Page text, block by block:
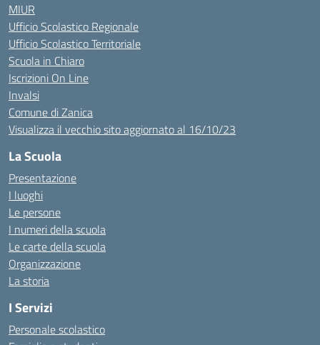
MIUR
Ufficio Scolastico Regionale
Ufficio Scolastico Territoriale
Scuola in Chiaro
Iscrizioni On Line
Invalsi
Comune di Zanica
Visualizza il vecchio sito aggiornato al 16/10/23
La Scuola
Presentazione
I luoghi
Le persone
I numeri della scuola
Le carte della scuola
Organizzazione
La storia
I Servizi
Personale scolastico